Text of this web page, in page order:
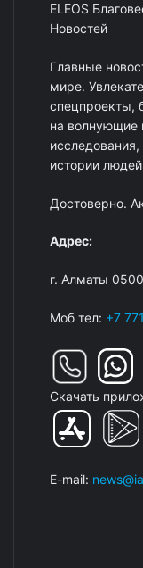
ELEOS
Новостей
Главные
мире.
спецпроекты,
на волнующие
истории
Достоверно.
Адрес:
г. Алматы
Моб тел: +7
Скачать
E-mail: